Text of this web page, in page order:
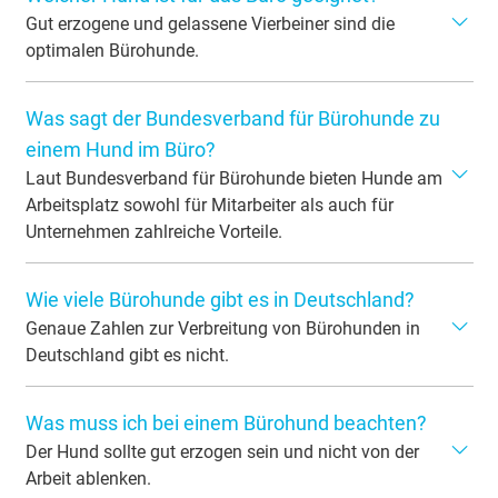
Vorgesetzten. Ansonsten droht Ihnen eine Abmahnung
oder im schlimmsten Fall die Kündigung.
Gut erzogene und gelassene Vierbeiner sind die
optimalen Bürohunde.
erzogen ist, auf seinen Besitzer hört und ein eher ruhiges
und gelassenes Gemüt hat. Einige Hunde sind aufgrund
Ihrer Rassemerkmale besser als Bürohunde geeignet als
andere. Diese Rassen passen perfekt an den
Arbeitsplatz:
Golden Retriever
Neufundländer
Labrador Retriever
Malteser
Französische Bulldogge
Mops
Was sagt der Bundesverband für Bürohunde zu
einem Hund im Büro?
Laut Bundesverband für Bürohunde bieten Hunde am
Arbeitsplatz sowohl für Mitarbeiter als auch für
Unternehmen zahlreiche Vorteile.
Wirkung auf die physische und psychische Gesundheit
der Mitarbeiter hervor. Mehr Bewegung in den Pausen,
gesteigerte Produktivität und ein niedriges Stresslevel
sind laut Bundesverband für Bürohunde nur einige
Unternehmen gibt es viele Vorteile. Die Arbeitgebermarke
wird aufgewertet und Stellenausschreibungen, die einen
Bürohund beinhalten, wirken attraktiver auf viele
Wie viele Bürohunde gibt es in Deutschland?
Genaue Zahlen zur Verbreitung von Bürohunden in
Deutschland gibt es nicht.
zunehmend akzeptiert und sind vor allem in kleineren
Unternehmen, Start-ups und kreativen Branchen häufiger
anzutreffen. Auch in Stellenanzeigen wird immer öfter
Was muss ich bei einem Bürohund beachten?
Der Hund sollte gut erzogen sein und nicht von der
Arbeit ablenken.